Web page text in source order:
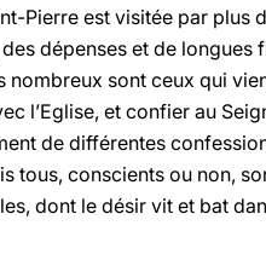
Pierre est visitée par
dépenses et de longues
nombreux sont ceux qui
l’Eglise, et confier au
de différentes
tous, conscients ou non,
dont le désir vit et bat